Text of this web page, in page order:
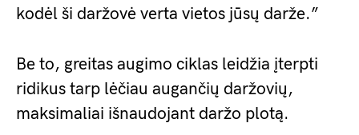
kodėl ši daržovė verta vietos jūsų darže.”
Be to, greitas augimo ciklas leidžia įterpti
ridikus tarp lėčiau augančių daržovių,
maksimaliai išnaudojant daržo plotą.